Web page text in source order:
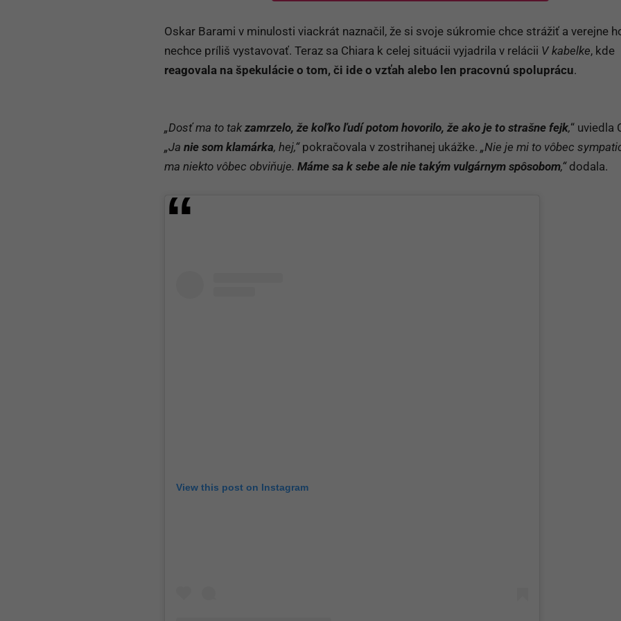
Oskar Barami v minulosti viackrát naznačil, že si svoje súkromie chce strážiť a verejne
nechce príliš vystavovať. Teraz sa Chiara k celej situácii vyjadrila v relácii V kabelke, kde
reagovala na špekulácie o tom, či ide o vzťah alebo len pracovnú spoluprácu.
„Dosť ma to tak zamrzelo, že koľko ľudí potom hovorilo, že ako je to strašne fejk,“ uviedla
„Ja nie som klamárka, hej,“ pokračovala v zostrihanej ukážke. „Nie je mi to vôbec
ma niekto vôbec obviňuje. Máme sa k sebe ale nie takým vulgárnym spôsobom,“dodala.
View this post on Instagram